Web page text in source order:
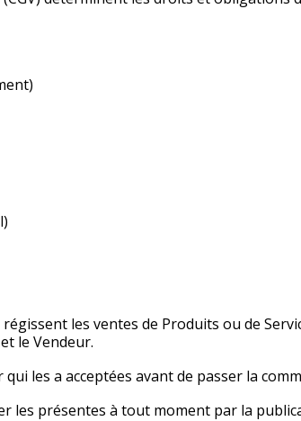
les ventes de Produits ou de
le Vendeur.
les a acceptées avant de passer la
les présentes à tout moment par la